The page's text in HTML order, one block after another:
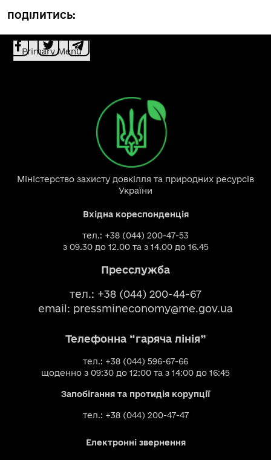
ПОДІЛИТИСЬ:
Primary Menu
Міністерство захисту довкілля та природних ресурсів
України
Вхідна кореспонденція
тел.: +38 (044) 200-47-53
з 09.30 до 12.00 та з 14.00 до 16.45
Пресслужба
тел.: +38 (044) 200-44-67
email: pressmineconomy@me.gov.ua
Телефонна “гаряча лінія”
тел.: +38 (044) 596-67-66
щоденно з 09:30 до 12:00 та з 14:00 до 16:45
Запобігання та протидія корупції
тел.: +38 (044) 200-47-47
Електронні звернення